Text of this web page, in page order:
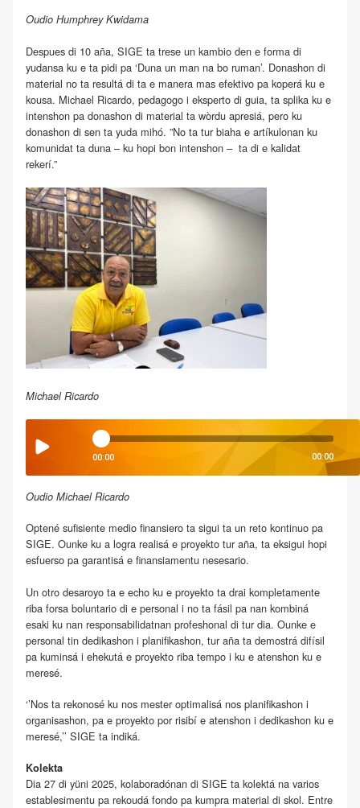
Oudio Humphrey Kwidama
Despues di 10 aña, SIGE ta trese un kambio den e forma di
yudansa ku e ta pidi pa ‘Duna un man na bo ruman’. Donashon di
material no ta resultá di ta e manera mas efektivo pa koperá ku e
kousa. Michael Ricardo, pedagogo i eksperto di guia, ta splika ku e
intenshon pa donashon di material ta wòrdu apresiá, pero ku
donashon di sen ta yuda mihó. ”No ta tur biaha e artíkulonan ku
komunidat ta duna – ku hopi bon intenshon – ta di e kalidat
rekerí.”
Michael Ricardo
00:00 00:00
Oudio Michael Ricardo
Optené sufisiente medio finansiero ta sigui ta un reto kontinuo pa
SIGE. Ounke ku a logra realisá e proyekto tur aña, ta eksigui hopi
esfuerso pa garantisá e finansiamentu nesesario.
Un otro desaroyo ta e echo ku e proyekto ta drai kompletamente
riba forsa boluntario di e personal i no ta fásil pa nan kombiná
esaki ku nan responsabilidatnan profeshonal di tur dia. Ounke e
personal tin dedikashon i planifikashon, tur aña ta demostrá difísil
pa kuminsá i ehekutá e proyekto riba tempo i ku e atenshon ku e
meresé.
‘’Nos ta rekonosé ku nos mester optimalisá nos planifikashon i
organisashon, pa e proyekto por risibí e atenshon i dedikashon ku e
meresé,’’ SIGE ta indiká.
Kolekta
Dia 27 di yüni 2025, kolaboradónan di SIGE ta kolektá na varios
establesimentu pa rekoudá fondo pa kumpra material di skol. Entre